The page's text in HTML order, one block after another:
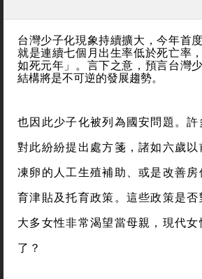
台灣少子化現象持續擴大，今年首
就是連續七個月出生率低於死亡率
如死元年」。言下之意，預言台灣
結構將是不可逆的發展趨勢。
也因此少子化被列為國安問題。
對此紛紛提出處方箋，諸如六歲
凍卵的人工生殖補助、或是改善
育津貼及托育政策。這些政策是
大多女性非常渴望當母親，現代
了？